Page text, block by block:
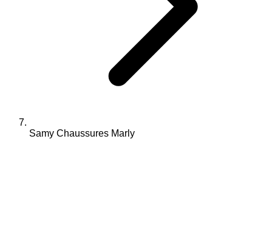
Samy Chaussures Marly